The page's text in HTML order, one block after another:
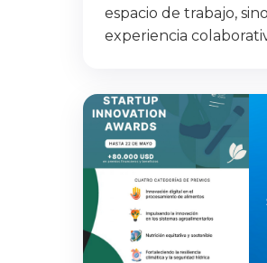
espacio de trabajo,
experiencia